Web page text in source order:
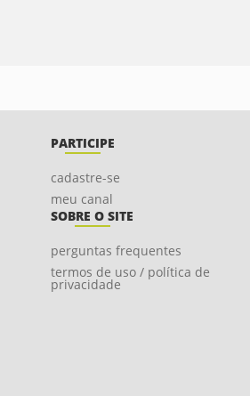
PARTICIPE
cadastre-se
meu canal
SOBRE O SITE
perguntas frequentes
termos de uso / política de
privacidade